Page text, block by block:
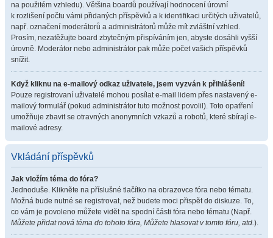
na použitém vzhledu). Většina boardů používají hodnocení úrovní
k rozlišení počtu vámi přidaných příspěvků a k identifikaci určitých uživatelů,
např. označení moderátorů a administrátorů může mít zvláštní vzhled.
Prosím, nezatěžujte board zbytečným přispíváním jen, abyste dosáhli vyšší
úrovně. Moderátor nebo administrátor pak může počet vašich příspěvků
snížit.
Když kliknu na e-mailový odkaz uživatele, jsem vyzván k přihlášení!
Pouze registrovaní uživatelé mohou posílat e-mail lidem přes nastavený e-
mailový formulář (pokud administrátor tuto možnost povolil). Toto opatření
umožňuje zbavit se otravných anonymních vzkazů a robotů, které sbírají e-
mailové adresy.
Vkládání příspěvků
Jak vložím téma do fóra?
Jednoduše. Klikněte na příslušné tlačítko na obrazovce fóra nebo tématu.
Možná bude nutné se registrovat, než budete moci přispět do diskuze. To,
co vám je povoleno můžete vidět na spodní části fóra nebo tématu (Např.
Můžete přidat nová téma do tohoto fóra, Můžete hlasovat v tomto fóru, atd.).